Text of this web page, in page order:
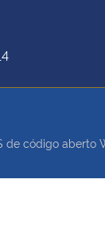
de código aberto